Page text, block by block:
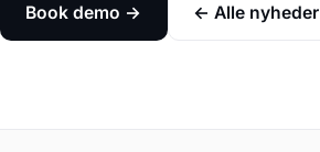
Book demo → ← Alle nyheder